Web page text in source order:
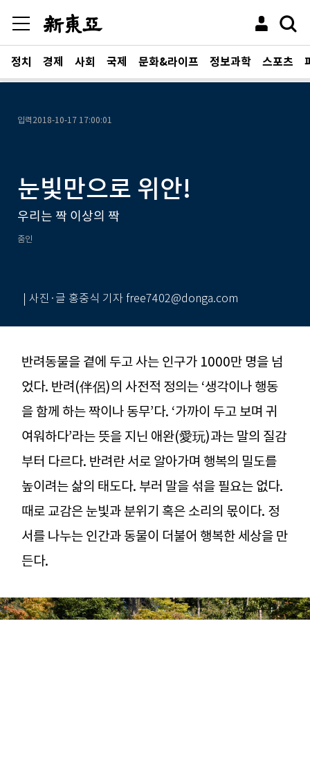
정치 경제 사회 국제 문화&라이프 정보과학 스포츠
입력 2018-10-17 17:00:01
눈빛만으로 위안!
우리는 짝 이상의 짝
줌인
| 사진·글 홍중식 기자 free7402@donga.com
반려동물을 곁에 두고 사는 인구가 1000만 명을 넘
었다. 반려(伴侶)의 사전적 정의는 ‘생각이나 행동
을 함께 하는 짝이나 동무’다. ‘가까이 두고 보며 귀
여워하다’라는 뜻을 지닌 애완(愛玩)과는 말의 질감
부터 다르다. 반려란 서로 알아가며 행복의 밀도를
높이려는 삶의 태도다. 부러 말을 섞을 필요는 없다.
때로 교감은 눈빛과 분위기 혹은 소리의 몫이다. 정
서를 나누는 인간과 동물이 더불어 행복한 세상을 만
든다.